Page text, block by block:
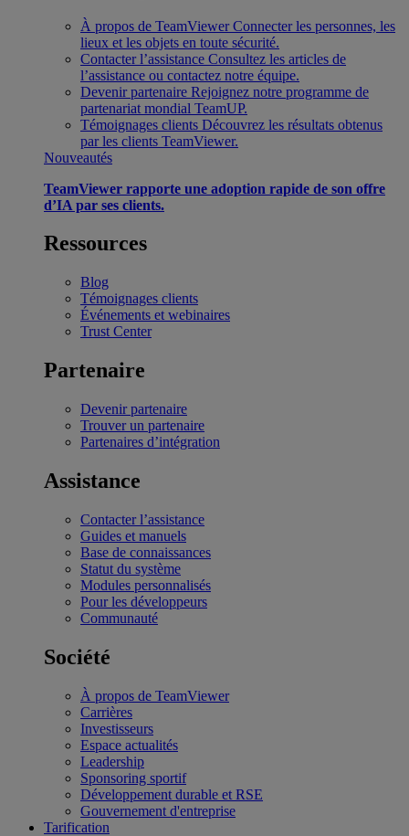
À propos de TeamViewer Connecter les personnes, les
lieux et les objets en toute sécurité.
Contacter l’assistance Consultez les articles de
l’assistance ou contactez notre équipe.
Devenir partenaire Rejoignez notre programme de
partenariat mondial TeamUP.
Témoignages clients Découvrez les résultats obtenus
par les clients TeamViewer.
Nouveautés
TeamViewer rapporte une adoption rapide de son offre
d’IA par ses clients.
Ressources
Blog
Témoignages clients
Événements et webinaires
Trust Center
Partenaire
Devenir partenaire
Trouver un partenaire
Partenaires d’intégration
Assistance
Contacter l’assistance
Guides et manuels
Base de connaissances
Statut du système
Modules personnalisés
Pour les développeurs
Communauté
Société
À propos de TeamViewer
Carrières
Investisseurs
Espace actualités
Leadership
Sponsoring sportif
Développement durable et RSE
Gouvernement d'entreprise
Tarification